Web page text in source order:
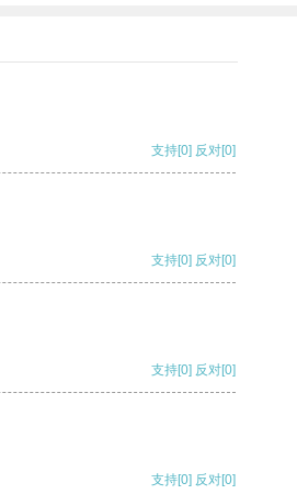
支持[0] 反对[0]
支持[0] 反对[0]
支持[0] 反对[0]
支持[0] 反对[0]